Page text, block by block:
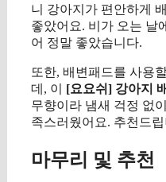
니 강아지가 편안하게
좋았어요. 비가 오는 날
어 정말 좋았습니다.
또한, 배변패드를 사용
데, 이 [요요쉬] 강아지
무향이라 냄새 걱정 없
족스러웠어요. 추천드
마무리 및 추천